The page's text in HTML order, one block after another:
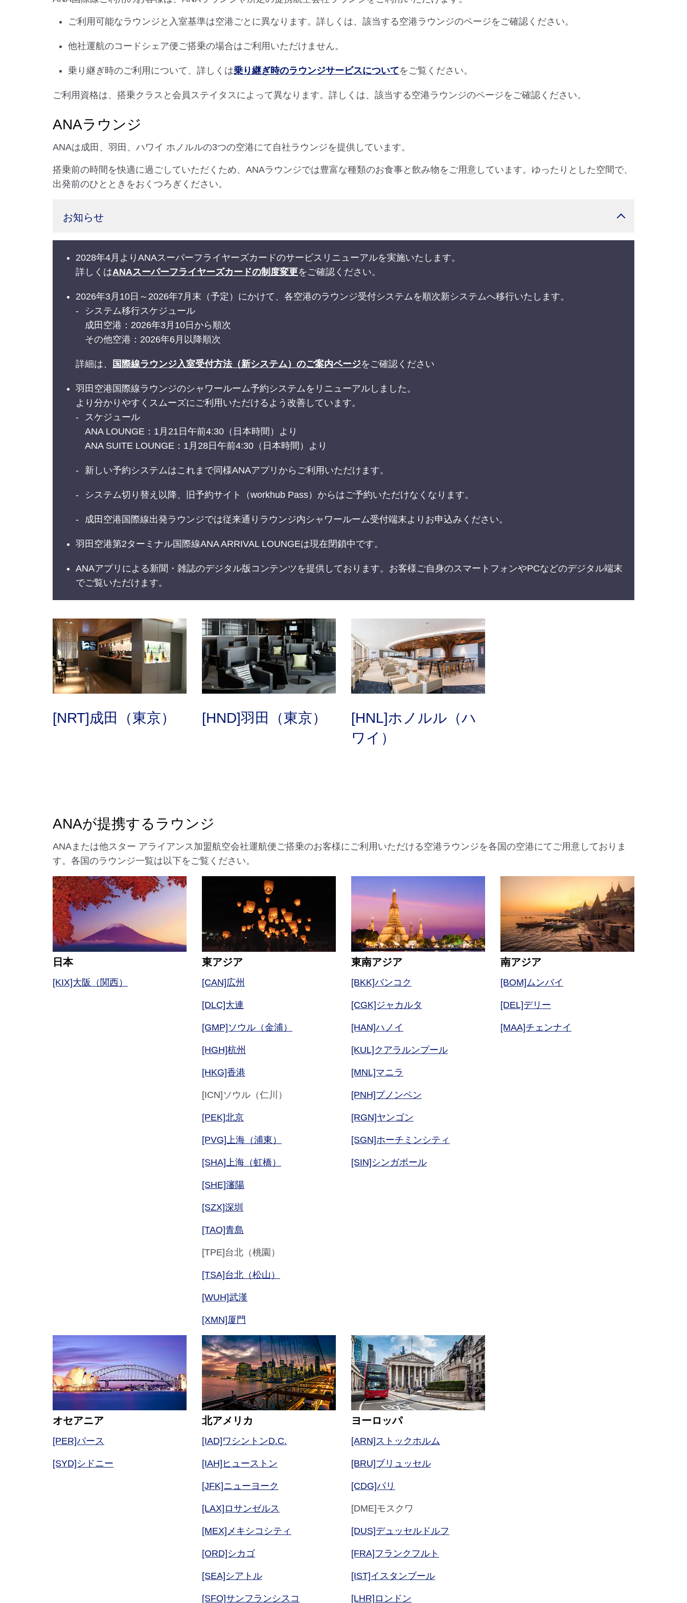
ご利用可能なラウンジと入室基準は空港ごとに異なります。詳しくは、該当する空港ラウンジのページをご確認ください。
他社運航のコードシェア便ご搭乗の場合はご利用いただけません。
乗り継ぎ時のご利用について、詳しくは乗り継ぎ時のラウンジサービスについてをご覧ください。
ご利用資格は、搭乗クラスと会員ステイタスによって異なります。詳しくは、該当する空港ラウンジのページをご確認ください。
ANAラウンジ
ANAは成田、羽田、ハワイ ホノルルの3つの空港にて自社ラウンジを提供しています。
搭乗前の時間を快適に過ごしていただくため、ANAラウンジでは豊富な種類のお食事と飲み物をご用意しています。ゆったりとした空間で、
出発前のひとときをおくつろぎください。
お知らせ
2028年4月よりANAスーパーフライヤーズカードのサービスリニューアルを実施いたします。
詳しくはANAスーパーフライヤーズカードの制度変更をご確認ください。
2026年3月10日～2026年7月末（予定）にかけて、各空港のラウンジ受付システムを順次新システムへ移行いたします。
システム移行スケジュール
成田空港：2026年3月10日から順次
その他空港：2026年6月以降順次
詳細は、 国際線ラウンジ入室受付方法（新システム）のご案内ページをご確認ください
羽田空港国際線ラウンジのシャワールーム予約システムをリニューアルしました。
より分かりやすくスムーズにご利用いただけるよう改善しています。
スケジュール
ANA LOUNGE：1月21日午前4:30（日本時間）より
ANA SUITE LOUNGE：1月28日午前4:30（日本時間）より
新しい予約システムはこれまで同様ANAアプリからご利用いただけます。
システム切り替え以降、旧予約サイト（workhub Pass）からはご予約いただけなくなります。
成田空港国際線出発ラウンジでは従来通りラウンジ内シャワールーム受付端末よりお申込みください。
羽田空港第2ターミナル国際線ANA ARRIVAL LOUNGEは現在閉鎖中です。
ANAアプリによる新聞・雑誌のデジタル版コンテンツを提供しております。お客様ご自身のスマートフォンやPCなどのデジタル端末
でご覧いただけます。
[NRT]成田（東京） [HND]羽田（東京）
[HNL]ホノルル（ハ
ワイ）
ANAが提携するラウンジ
ANAまたは他スター アライアンス加盟航空会社運航便ご搭乗のお客様にご利用いただける空港ラウンジを各国の空港にてご用意しておりま
す。各国のラウンジ一覧は以下をご覧ください。
日本
[KIX]大阪（関西）
東アジア
[CAN]広州
[DLC]大連
[GMP]ソウル（金浦）
[HGH]杭州
[HKG]香港
[ICN]ソウル（仁川）
[PEK]北京
[PVG]上海（浦東）
[SHA]上海（虹橋）
[SHE]瀋陽
[SZX]深圳
[TAO]青島
[TPE]台北（桃園）
[TSA]台北（松山）
[WUH]武漢
[XMN]厦門
東南アジア
[BKK]バンコク
[CGK]ジャカルタ
[HAN]ハノイ
[KUL]クアラルンプール
[MNL]マニラ
[PNH]プノンペン
[RGN]ヤンゴン
[SGN]ホーチミンシティ
[SIN]シンガポール
南アジア
[BOM]ムンバイ
[DEL]デリー
[MAA]チェンナイ
オセアニア
[PER]パース
[SYD]シドニー
北アメリカ
[IAD]ワシントンD.C.
[IAH]ヒューストン
[JFK]ニューヨーク
[LAX]ロサンゼルス
[MEX]メキシコシティ
[ORD]シカゴ
[SEA]シアトル
[SFO]サンフランシスコ
ヨーロッパ
[ARN]ストックホルム
[BRU]ブリュッセル
[CDG]パリ
[DME]モスクワ
[DUS]デュッセルドルフ
[FRA]フランクフルト
[IST]イスタンブール
[LHR]ロンドン